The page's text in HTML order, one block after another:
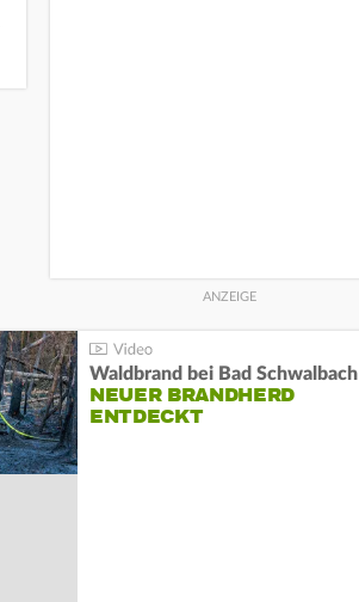
Waldbrand bei Bad Schwalbach
NEUER BRANDHERD
ENTDECKT